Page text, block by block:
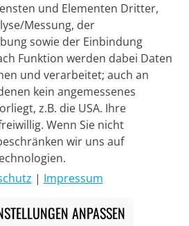
(MEZ)
und Elementen Dritter,
Messung, der
sowie der Einbindung
Funktion werden dabei Daten
und verarbeitet; auch an
kein angemessenes
z.B. die USA. Ihre
Wenn Sie nicht
wir uns auf
| Impressum
ANPASSEN